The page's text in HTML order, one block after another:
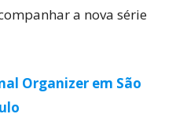
a nova série
Organizer em São